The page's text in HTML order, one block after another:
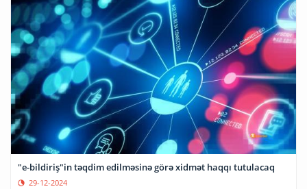
"e-bildiriş"in təqdim edilməsinə görə xidmət haqqı tutulacaq
29-12-2024